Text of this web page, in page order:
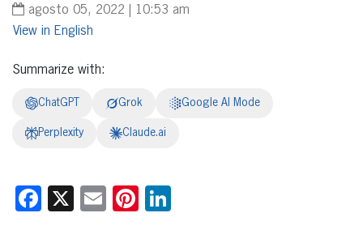
agosto 05, 2022 | 10:53 am
English
Summarize with:
ChatGPT Grok Google AI Mode
Perplexity Claude.ai
Facebook
X EmailPinterest